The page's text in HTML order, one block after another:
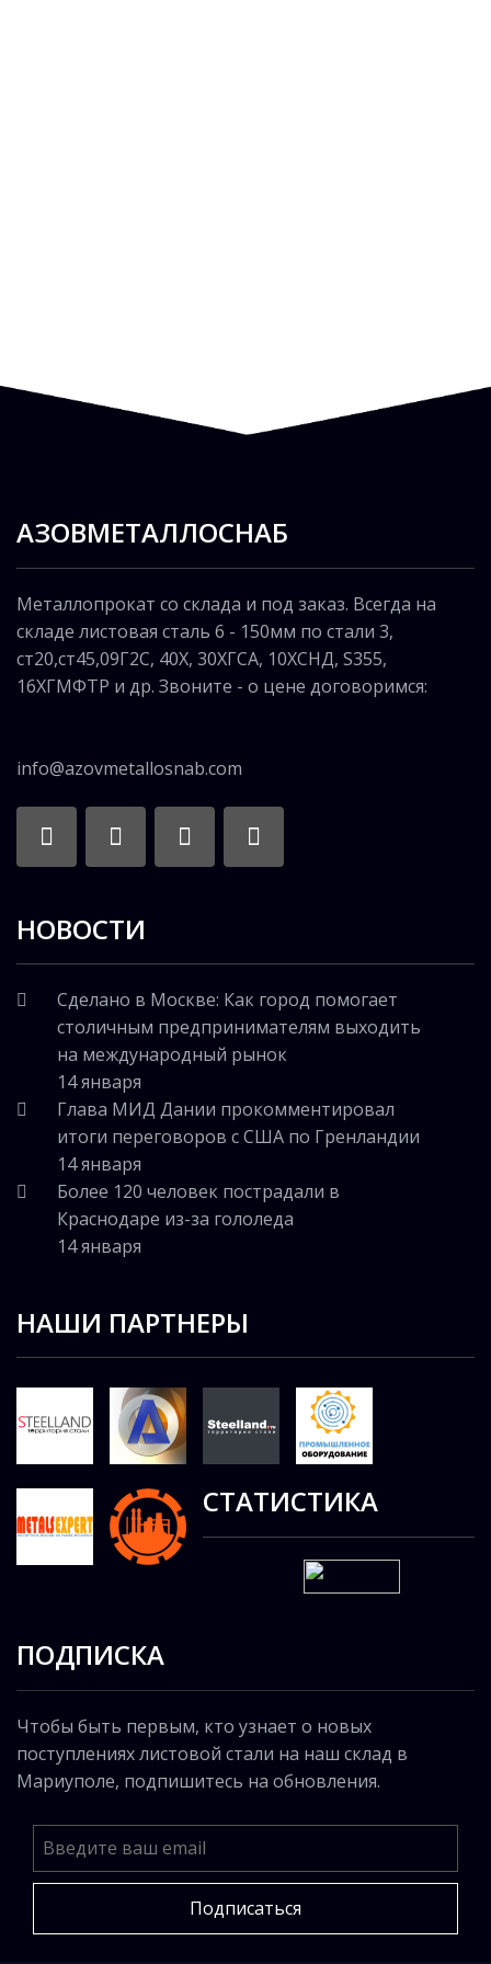
АЗОВМЕТАЛЛОСНАБ
Металлопрокат со склада и под заказ. Всегда на
складе листовая сталь 6 - 150мм по стали 3,
ст20,ст45,09Г2С, 40Х, 30ХГСА, 10ХСНД, S355,
16ХГМФТР и др. Звоните - о цене договоримся:
info@azovmetallosnab.com
НОВОСТИ
Сделано в Москве: Как город помогает
столичным предпринимателям выходить
на международный рынок
14 января
Глава МИД Дании прокомментировал
итоги переговоров с США по Гренландии
14 января
Более 120 человек пострадали в
Краснодаре из-за гололеда
14 января
НАШИ ПАРТНЕРЫ
СТАТИСТИКА
ПОДПИСКА
Чтобы быть первым, кто узнает о новых
поступлениях листовой стали на наш склад в
Мариуполе, подпишитесь на обновления.
Подписаться